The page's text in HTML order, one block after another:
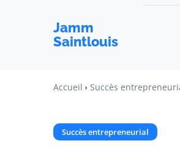
Jamm
Saintlouis
Accueil Succès
Succès entrepreneurial